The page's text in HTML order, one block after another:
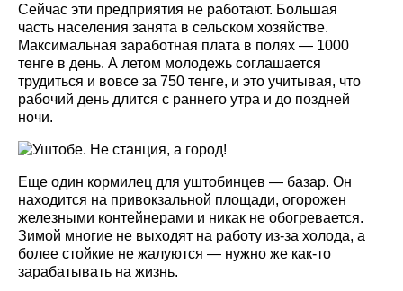
Сейчас эти предприятия не работают. Большая
часть населения занята в сельском хозяйстве.
Максимальная заработная плата в полях — 1000
тенге в день. А летом молодежь соглашается
трудиться и вовсе за 750 тенге, и это учитывая, что
рабочий день длится с раннего утра и до поздней
ночи.
Еще один кормилец для уштобинцев — базар. Он
находится на привокзальной площади, огорожен
железными контейнерами и никак не обогревается.
Зимой многие не выходят на работу из-за холода, а
более стойкие не жалуются — нужно же как-то
зарабатывать на жизнь.